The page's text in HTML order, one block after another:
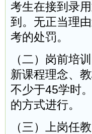
考生在接到录
到。无正当理
考的处罚。
（二）岗前培
新课程理念、
不少于45学时
的方式进行。
（三）上岗任